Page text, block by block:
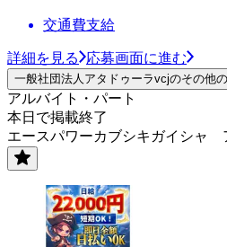
交通費支給
詳細を見る 応募画面に進む
一般社団法人アタドゥーラvcjのその他
アルバイト・パート
本日で掲載終了
エースパワーカブシキガイシャ